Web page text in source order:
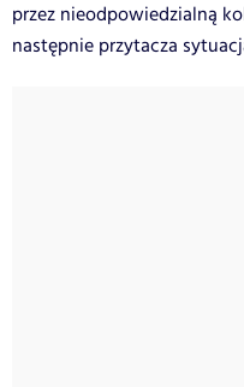
przez nieodpowiedzialną
następnie przytacza